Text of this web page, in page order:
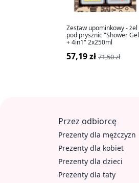
Zestaw upominkowy - żel
pod prysznic "Shower Gel
+ 4in1" 2x250ml
57,19 zł 71,50 zł
Przez odbiorcę
Prezenty dla mężczyzn
Prezenty dla kobiet
Prezenty dla dzieci
Prezenty dla taty